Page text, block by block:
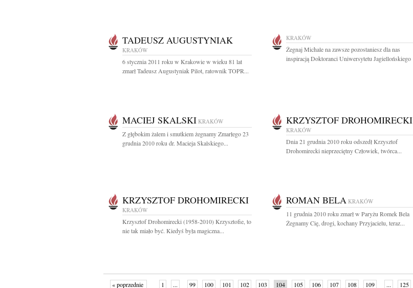
TADEUSZ AUGUSTYNIAK
KRAKÓW
6 stycznia 2011 roku w Krakowie w wieku 81 lat
zmarł Tadeusz Augustyniak Pilot, ratownik TOPR...
KRAKÓW
Żegnaj Michale na zawsze pozostaniesz dla nas
inspiracją Doktoranci Uniwersytetu Jagiellońskiego
MACIEJ SKALSKI KRAKÓW
Z głębokim żalem i smutkiem żegnamy Zmarłego 23
grudnia 2010 roku dr. Macieja Skalskiego...
KRZYSZTOF DROHOMIRECKI
KRAKÓW
Dnia 21 grudnia 2010 roku odszedł Krzysztof
Drohomirecki nieprzeciętny Człowiek, twórca...
KRZYSZTOF DROHOMIRECKI
KRAKÓW
Krzysztof Drohomirecki (1958-2010) Krzysztofie, to
nie tak miało być. Kiedyś była magiczna...
ROMAN BELA KRAKÓW
11 grudnia 2010 roku zmarł w Paryżu Romek Bela
Żegnamy Cię, drogi, kochany Przyjacielu, teraz...
« poprzednie 1 ... 99 100 101 102 103 104 105 106 107 108 109 ... 125